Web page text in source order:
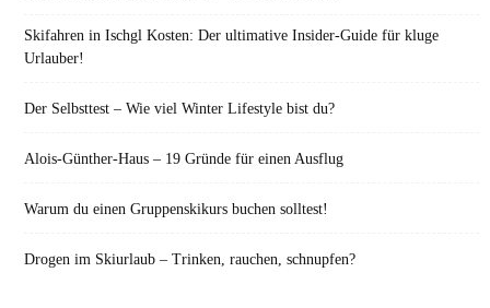
Skifahren in Ischgl Kosten: Der ultimative Insider-Guide für kluge
Urlauber!
Der Selbsttest – Wie viel Winter Lifestyle bist du?
Alois-Günther-Haus – 19 Gründe für einen Ausflug
Warum du einen Gruppenskikurs buchen solltest!
Drogen im Skiurlaub – Trinken, rauchen, schnupfen?